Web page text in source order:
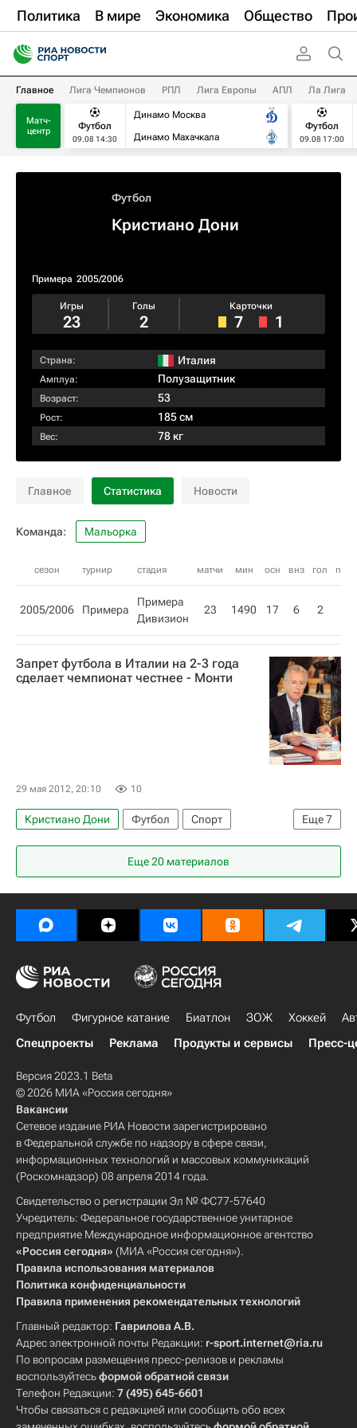
Политика В мире Экономика Общество
Главное Лига Чемпионов РПЛ Лига Европы АПЛ Ла Лига
Матч-
центр
Футбол
09.08 14:30
Динамо Москва
Динамо Махачкала
Футбол
09.08 17:00
Футбол
Кристиано Дони
Примера 2005/2006
Игры
23
Голы
2
Карточки
7 1
Страна: Италия
Амплуа: Полузащитник
Возраст: 53
Рост: 185 см
Вес: 78 кг
Главное Статистика Новости
Команда: Мальорка
сезон турнир стадия матчи мин осн внз гол пас
2005/2006 Примера
Примера
Дивизион
23 1490 17 6 2
Запрет футбола в Италии на 2-3 года
сделает чемпионат честнее - Монти
29 мая 2012, 20:10 10
Еще7
Кристиано Дони Футбол
Спорт
Лучано Моджи
Марио Монти
Евро 2024
Стефано Маури
Доменико Кришито
Еще 20 материалов
Футбол Фигурное катание Биатлон ЗОЖ Хоккей
Спецпроекты
Реклама Продукты и сервисы Пресс-
Версия 2023.1 Beta
© 2026 МИА «Россия сегодня»
Вакансии
Сетевое издание РИА Новости зарегистрировано
в Федеральной службе по надзору в сфере связи,
информационных технологий и массовых коммуникаций
(Роскомнадзор) 08 апреля 2014 года.
Свидетельство о регистрации Эл № ФС77-57640
Учредитель: Федеральное государственное унитарное
предприятие Международное информационное агентство
«Россия сегодня» (МИА «Россия сегодня»).
Правила использования материалов
Политика конфиденциальности
Правила применения рекомендательных технологий
Главный редактор: Гаврилова А.В.
Адрес электронной почты Редакции: r-sport.internet@ria.ru
По вопросам размещения пресс-релизов и рекламы
воспользуйтесьформой обратной связи
Телефон Редакции: 7 (495) 645-6601
Чтобы связаться с редакцией или сообщить обо всех